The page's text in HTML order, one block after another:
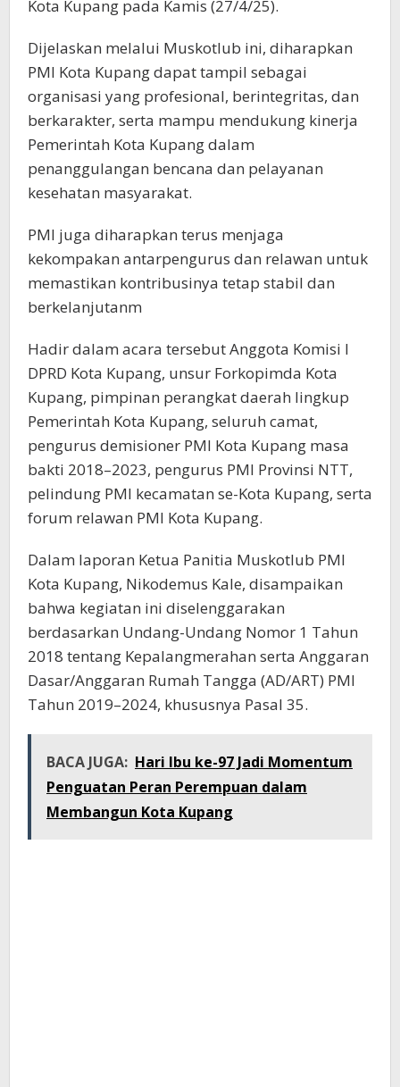
Kota Kupang pada Kamis (27/4/25).
Dijelaskan melalui Muskotlub ini, diharapkan
PMI Kota Kupang dapat tampil sebagai
organisasi yang profesional, berintegritas, dan
berkarakter, serta mampu mendukung kinerja
Pemerintah Kota Kupang dalam
penanggulangan bencana dan pelayanan
kesehatan masyarakat.
PMI juga diharapkan terus menjaga
kekompakan antarpengurus dan relawan untuk
memastikan kontribusinya tetap stabil dan
berkelanjutanm
Hadir dalam acara tersebut Anggota Komisi I
DPRD Kota Kupang, unsur Forkopimda Kota
Kupang, pimpinan perangkat daerah lingkup
Pemerintah Kota Kupang, seluruh camat,
pengurus demisioner PMI Kota Kupang masa
bakti 2018–2023, pengurus PMI Provinsi NTT,
pelindung PMI kecamatan se-Kota Kupang, serta
forum relawan PMI Kota Kupang.
Dalam laporan Ketua Panitia Muskotlub PMI
Kota Kupang, Nikodemus Kale, disampaikan
bahwa kegiatan ini diselenggarakan
berdasarkan Undang-Undang Nomor 1 Tahun
2018 tentang Kepalangmerahan serta Anggaran
Dasar/Anggaran Rumah Tangga (AD/ART) PMI
Tahun 2019–2024, khususnya Pasal 35.
BACA JUGA: Hari Ibu ke-97 Jadi Momentum
Penguatan Peran Perempuan dalam
Membangun Kota Kupang